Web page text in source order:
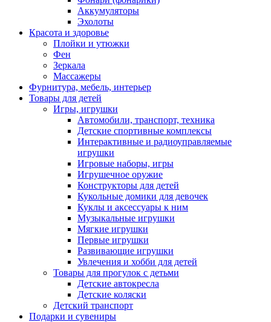
Аккумуляторы
Эхолоты
Красота и здоровье
Плойки и утюжки
Фен
Зеркала
Массажеры
Фурнитура, мебель, интерьер
Товары для детей
Игры, игрушки
Автомобили, транспорт, техника
Детские спортивные комплексы
Интерактивные и радиоуправляемые
игрушки
Игровые наборы, игры
Игрушечное оружие
Конструкторы для детей
Кукольные домики для девочек
Куклы и аксессуары к ним
Музыкальные игрушки
Мягкие игрушки
Первые игрушки
Развивающие игрушки
Увлечения и хобби для детей
Товары для прогулок с детьми
Детские автокресла
Детские коляски
Детский транспорт
Подарки и сувениры